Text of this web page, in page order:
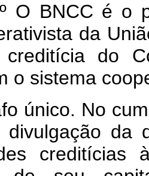
O BNCC é o
da
do
o sistema
No
divulgação da
creditícias